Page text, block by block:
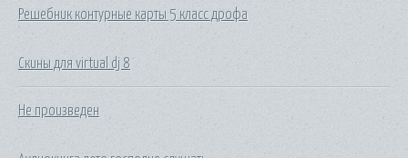
Решебник контурные карты 5 класс дрофа
Скины для virtual dj 8
Не произведен